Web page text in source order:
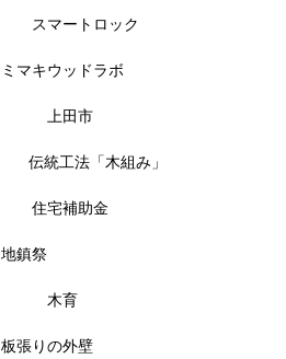
スマートロック
ミマキウッドラボ
上田市
伝統工法「木組み」
住宅補助金
地鎮祭
木育
板張りの外壁